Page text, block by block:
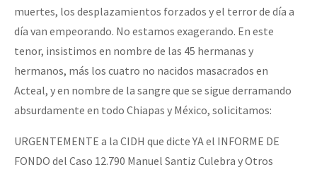
muertes, los desplazamientos forzados y el terror de día a
día van empeorando. No estamos exagerando. En este
tenor, insistimos en nombre de las 45 hermanas y
hermanos, más los cuatro no nacidos masacrados en
Acteal, y en nombre de la sangre que se sigue derramando
absurdamente en todo Chiapas y México, solicitamos:
URGENTEMENTE a la CIDH que dicte YA el INFORME DE
FONDO del Caso 12.790 Manuel Santiz Culebra y Otros